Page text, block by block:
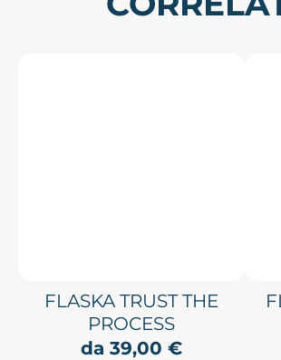
FLASKA TRUST THE
PROCESS
da 39,00 €